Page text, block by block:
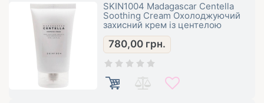
SKIN1004 Madagascar Centella
Soothing Cream Охолоджуючий
захисний крем із центелою
780,00 грн.